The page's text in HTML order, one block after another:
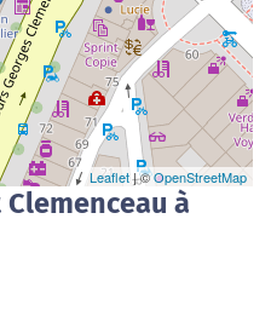
Leaflet| ©OpenStreetMap
à